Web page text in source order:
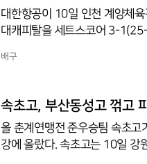
대한항공이 10일 인천 계양체
대캐피탈을 세트스코어 3-
구 사상 첫 리버스 스윕 우승의
세트에서 11-14로 뒤지다 마쏘
기로 우승을 마무리했다.대한
배구
속초고, 부산동성고 꺾고
올 춘계연맹전 준우승팀 속초
강에 올랐다. 속초고는 10일 강